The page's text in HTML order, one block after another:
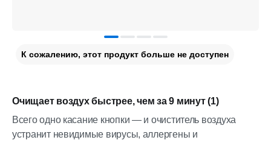
Очищает воздух быстрее, чем за 9 минут (1)
Всего одно касание кнопки — и очиститель воздуха
устранит невидимые вирусы, аллергены и
К сожалению, этот продукт больше не доступен